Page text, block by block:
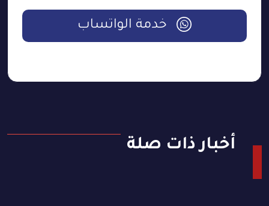
خدمة الواتساب
أخبار ذات صلة